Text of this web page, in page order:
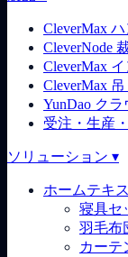
CleverMax
CleverNode
CleverMax
CleverMax
YunDao ク
受注・生産
ソリューション ▾
ホームテキ
寝具セ
羽毛布
カーテ